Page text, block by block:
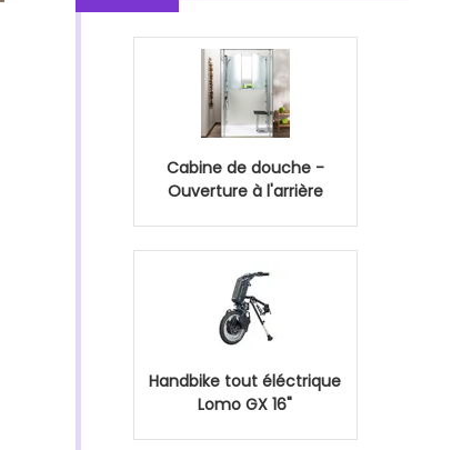
Cabine de douche -
Ouverture à l'arrière
Handbike tout éléctrique
Lomo GX 16"